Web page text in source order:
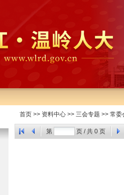
首页 >> 资料中心 >> 三会专题 >> 常委
第 页 / 共 0 页